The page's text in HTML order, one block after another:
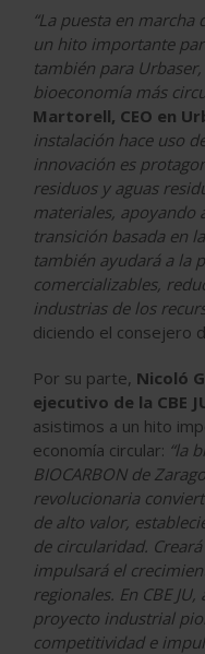
“La puesta en
un hito importante
también para
bioeconomía más
Martorell, CEO en
instalación hace uso
innovación es
residuos y aguas
materiales, apoyando
transición basada en
también ayudará a la
comercializables,
industrias de los
diciendo el consejero
Por su parte, Nicoló
ejecutivo de la CBE
asistimos a un hito
economía circular: “la
BIOCARBON de
revolucionaria
de alto valor,
de circularidad.
impulsará el
regionales. En CBE
proyecto industrial
competitividad e